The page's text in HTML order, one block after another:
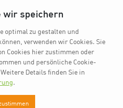
ANMELDUNG
wir speichern
optimal zu gestalten und
verwenden wir Cookies. Sie
Cookies hier zustimmen oder
und persönliche Cookie-
Weitere Details finden Sie in
.